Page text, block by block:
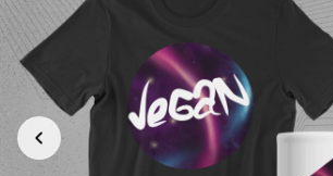
Categoria de Produtos: Caneca
Filtro Caneca Categorias